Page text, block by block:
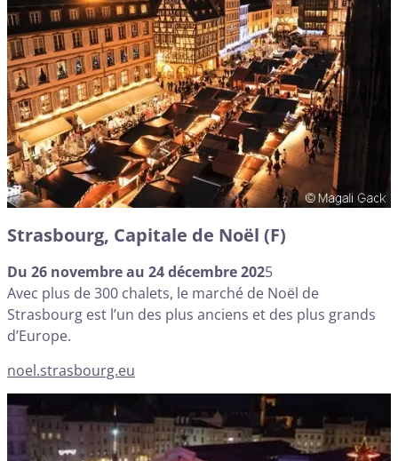
Strasbourg, Capitale de Noël (F)
Du 26 novembre au 24 décembre 2025
Avec plus de 300 chalets, le marché de Noël de
Strasbourg est l’un des plus anciens et des plus grands
d’Europe.
noel.strasbourg.eu